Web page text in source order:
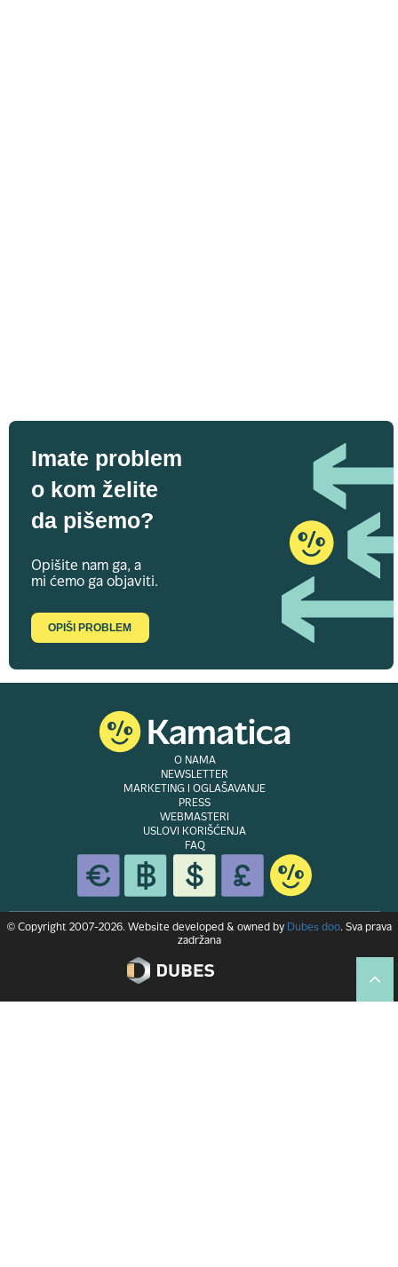
Imate problem
o kom želite
da pišemo?
Opišite nam ga, a
mi ćemo ga objaviti.
OPIŠI PROBLEM
O NAMA
NEWSLETTER
MARKETING I OGLAŠAVANJE
PRESS
WEBMASTERI
USLOVI KORIŠĆENJA
FAQ
© Copyright 2007-2026. Website developed & owned by Dubes doo. Sva prava
zadržana